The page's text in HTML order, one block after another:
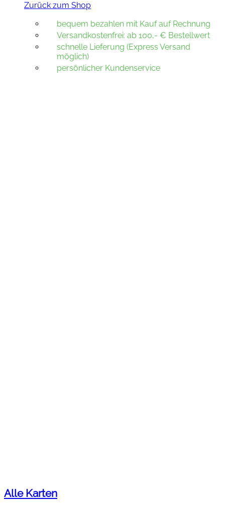
Zurück zum Shop
bequem bezahlen mit Kauf auf Rechnung
Versandkostenfrei: ab 100,- € Bestellwert
schnelle Lieferung (Express Versand
möglich)
persönlicher Kundenservice
Alle Karten